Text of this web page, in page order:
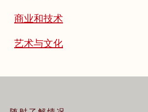
商业和技术
艺术与文化